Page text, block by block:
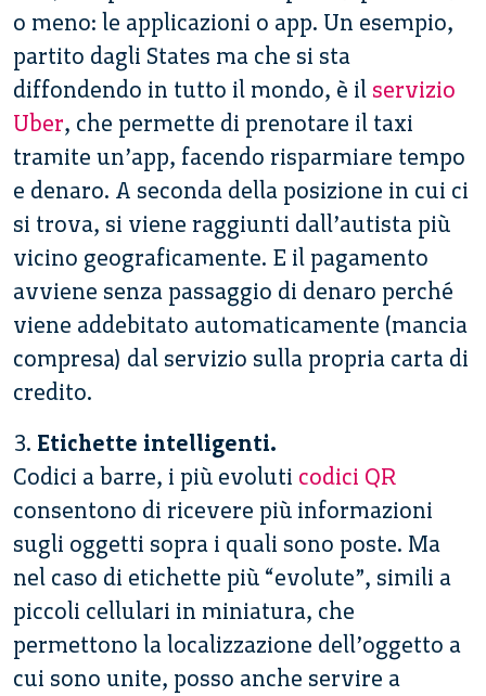
o meno: le applicazioni o app. Un esempio,
partito dagli States ma che si sta
diffondendo in tutto il mondo, è il servizio
Uber, che permette di prenotare il taxi
tramite un’app, facendo risparmiare tempo
e denaro. A seconda della posizione in cui ci
si trova, si viene raggiunti dall’autista più
vicino geograficamente. E il pagamento
avviene senza passaggio di denaro perché
viene addebitato automaticamente (mancia
compresa) dal servizio sulla propria carta di
credito.
3. Etichette intelligenti.
Codici a barre, i più evoluti codici QR
consentono di ricevere più informazioni
sugli oggetti sopra i quali sono poste. Ma
nel caso di etichette più “evolute”, simili a
piccoli cellulari in miniatura, che
permettono la localizzazione dell’oggetto a
cui sono unite, posso anche servire a